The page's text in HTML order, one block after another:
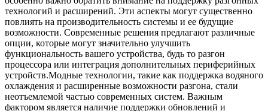
технологий и расширений. Эти аспекты могут существенно
повлиять на производительность системы и ее будущие
возможности. Современные решения предлагают различные
опции, которые могут значительно улучшить
функциональность вашего устройства, будь то разгон
процессора или интеграция дополнительных периферийных
устройств.Модные технологии, такие как поддержка водяного
охлаждения и расширенные возможности разгона, стали
неотъемлемой частью современных систем. Важным
фактором является наличие поддержки обновлений и